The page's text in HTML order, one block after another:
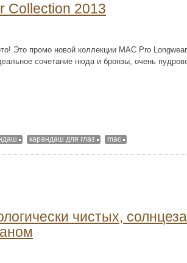
Collection 2013
Это промо новой коллекции MAC Pro
сочетание нюда и бронзы, очень
карандаш для глаз mac
чистых,